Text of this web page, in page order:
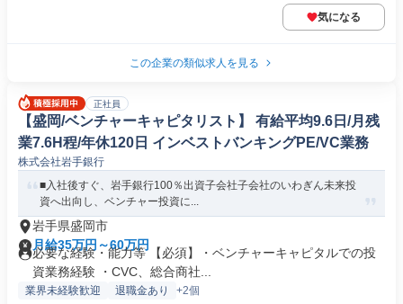
気になる
この企業の類似求人を見る
正社員
【盛岡/ベンチャーキャピタリスト】 有給平均9.6日/月残
業7.6H程/年休120日 インベストバンキングPE/VC業務
株式会社岩手銀行
■入社後すぐ、岩手銀行100％出資子会社子会社のいわぎん未来投
資へ出向し、ベンチャー投資に...
岩手県盛岡市
月給35万円～60万円
必要な経験・能力等 【必須】・ベンチャーキャピタルでの投
資業務経験 ・CVC、総合商社...
業界未経験歓迎 退職金あり +2個